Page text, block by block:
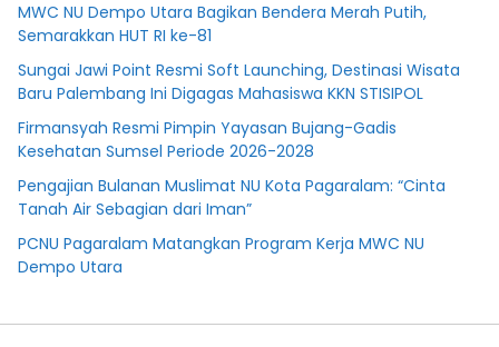
MWC NU Dempo Utara Bagikan Bendera Merah Putih,
Semarakkan HUT RI ke-81
Sungai Jawi Point Resmi Soft Launching, Destinasi Wisata
Baru Palembang Ini Digagas Mahasiswa KKN STISIPOL
Firmansyah Resmi Pimpin Yayasan Bujang-Gadis
Kesehatan Sumsel Periode 2026-2028
Pengajian Bulanan Muslimat NU Kota Pagaralam: “Cinta
Tanah Air Sebagian dari Iman”
PCNU Pagaralam Matangkan Program Kerja MWC NU
Dempo Utara